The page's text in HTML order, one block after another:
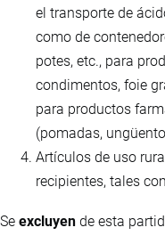
el transporte de
como de
potes, etc., para
condimentos, foie
para productos
(pomadas,
Artículos de uso
recipientes, tales
Se excluyen de esta